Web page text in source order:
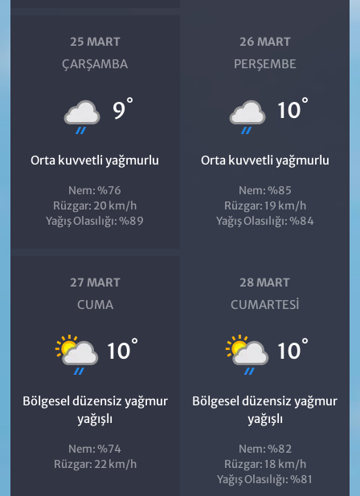
25 MART
ÇARŞAMBA
9°
Orta kuvvetli yağmurlu
Nem: %76
Rüzgar: 20 km/h
Yağış Olasılığı: %89
26 MART
PERŞEMBE
10°
Orta kuvvetli yağmurlu
Nem: %85
Rüzgar: 19 km/h
Yağış Olasılığı: %84
27 MART
CUMA
10°
Bölgesel düzensiz yağmur
yağışlı
Nem: %74
Rüzgar: 22 km/h
28 MART
CUMARTESI
10°
Bölgesel düzensiz yağmur
yağışlı
Nem: %82
Rüzgar: 18 km/h
Yağış Olasılığı: %81